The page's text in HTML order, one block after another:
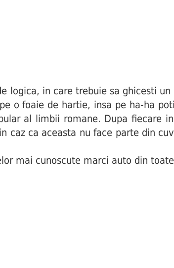
in care trebuie sa ghicesti
o foaie de hartie, insa pe ha-ha
al limbii romane. Dupa fiecare
ca aceasta nu face parte din
mai cunoscute marci auto din